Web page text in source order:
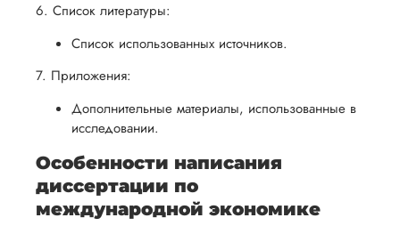
6. Список литературы:
Список использованных источников.
7. Приложения:
Дополнительные материалы, использованные в
исследовании.
Особенности написания
диссертации по
международной экономике